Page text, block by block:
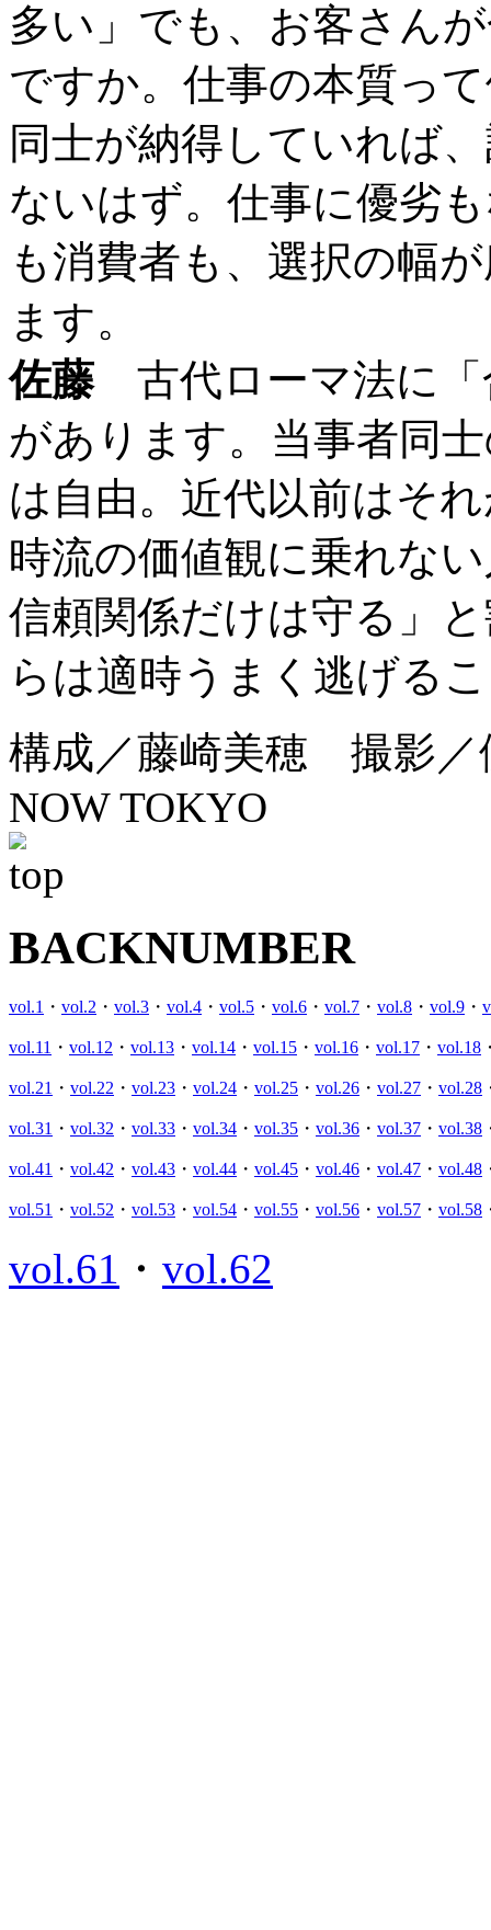
多い」でも、お客さん
ですか。仕事の本質っ
同士が納得していれば
ないはず。仕事に優劣
も消費者も、選択の幅
ます。
佐藤古代ローマ法に「
があります。当事者同
は自由。近代以前はそ
時流の価値観に乗れな
信頼関係だけは守る」
らは適時うまく逃げる
構成／藤崎美穂 撮影／
NOW TOKYO
BACKNUMBER
vol.1 ・ vol.2 ・ vol.3 ・ vol.4 ・ vol.5 ・ vol.6 ・ vol.7 ・ vol.8 ・ vol.9 ・
vol.11 ・ vol.12 ・ vol.13 ・ vol.14 ・ vol.15 ・ vol.16 ・ vol.17 ・ vol.18
vol.21 ・ vol.22 ・ vol.23 ・ vol.24 ・ vol.25 ・ vol.26 ・ vol.27 ・ vol.28
vol.31 ・ vol.32 ・ vol.33 ・ vol.34 ・ vol.35 ・ vol.36 ・ vol.37 ・ vol.38
vol.41 ・ vol.42 ・ vol.43 ・ vol.44 ・ vol.45 ・ vol.46 ・ vol.47 ・ vol.48
vol.51 ・ vol.52 ・ vol.53 ・ vol.54 ・ vol.55 ・ vol.56 ・ vol.57 ・ vol.58
vol.61 ・ vol.62